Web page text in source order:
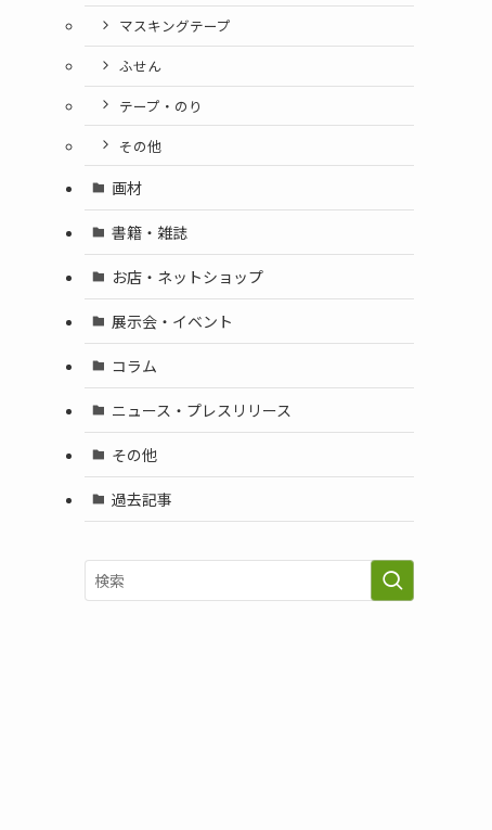
マスキングテープ
ふせん
テープ・のり
その他
画材
書籍・雑誌
お店・ネットショップ
展示会・イベント
コラム
ニュース・プレスリリース
その他
過去記事